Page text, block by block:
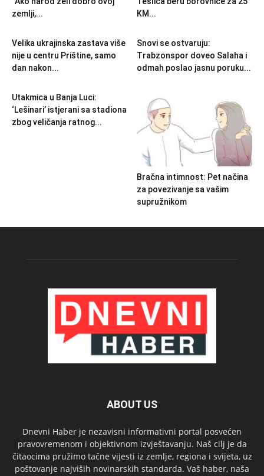
zemlji,...
KM...
Velika ukrajinska zastava više
nije u centru Prištine, samo
dan nakon...
Snovi se ostvaruju:
Trabzonspor doveo Salaha i
odmah poslao jasnu poruku...
Utakmica u Banja Luci:
‘Lešinari’ istjerani sa stadiona
zbog veličanja ratnog...
Bračna intimnost: Pet načina
za povezivanje sa vašim
supružnikom
ABOUT US
Dnevni Haber je nezavisni informativni portal posvećen
pravovremenom i objektivnom izvještavanju. Naš cilj je da
čitaocima pružimo tačne vijesti iz zemlje, regiona i svijeta, uz
poštovanje najviših novinarskih standarda. Vaš haber, naša